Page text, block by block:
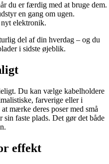
du er færdig med at bruge dem.
en gang om ugen.
elektronik.
del af din hverdag – og du
i sidste øjeblik.
Du kan vælge kabelholdere
farverige eller i
mærke deres poser med små
faste plads. Det gør det både
effekt